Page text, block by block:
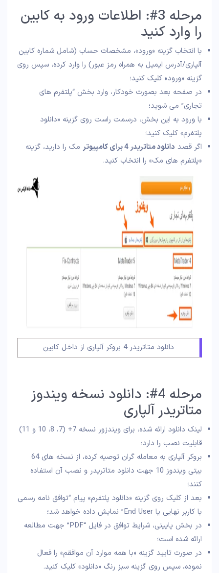
مرحله 3#: اطلاعات ورود به کابین
را وارد کنید
با انتخاب گزینه «ورود»، مشخصات حساب (شامل شماره کابین
آلپاری/آدرس ایمیل به همراه رمز عبور) را وارد کرده، سپس روی
گزینه «ورود» کلیک کنید؛
در صفحه بعد بصورت خودکار، وارد بخش “پلتفرم های
تجاری” می شوید؛
با ورود به این بخش، درسمت راست روی گزینه «دانلود
پلتفرم» کلیک کنید؛
اگر قصد دانلود متاتریدر 4 برای کامپیوتر
مک را دارید، گزینه
«پلتفرم های مک» را انتخاب کنید.
دانلود متاتریدر 4 بروکر آلپاری از داخل کابین
مرحله 4#: دانلود نسخه ویندوز
متاتریدر آلپاری
لینک دانلود ارائه شده، برای ویندزور نسخه 7+ (7، 8، 10 و 11)
قابلیت نصب را دارد؛
بروکر آلپاری به معامله گران توصیه کرده، از نسخه های 64
بیتی ویندوز 10 جهت دانلود متاتریدر و نصب آن استفاده
کنند؛
بعد از کلیک روی گزینه «دانلود پلتفرم» پیام “توافق نامه رسمی
با کاربر نهایی یا End User” نمایش داده خواهد شد؛
در بخش پایینی، شرایط توافق در فایل “PDF” جهت مطالعه
ارائه شده است؛
در صورت تایید گزینه «با همه موارد آن موافقم» را فعال
نموده، سپس روی گزینه سبز رنگ «دانلود» کلیک کنید.